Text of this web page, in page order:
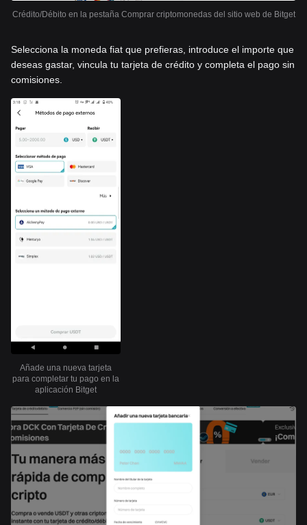
Crédito/Débito en la pestaña Comprar criptomonedas del sitio web de Bitget
Selecciona la moneda fiat que prefieras, introduce el importe que
deseas gastar, vincula tu tarjeta de crédito y completa el pago sin
comisiones.
Añade una nueva tarjeta
para completar tu pago en la
aplicación Bitget